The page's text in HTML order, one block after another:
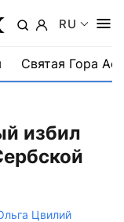
RU
Святая Гора
избил
Цвилий